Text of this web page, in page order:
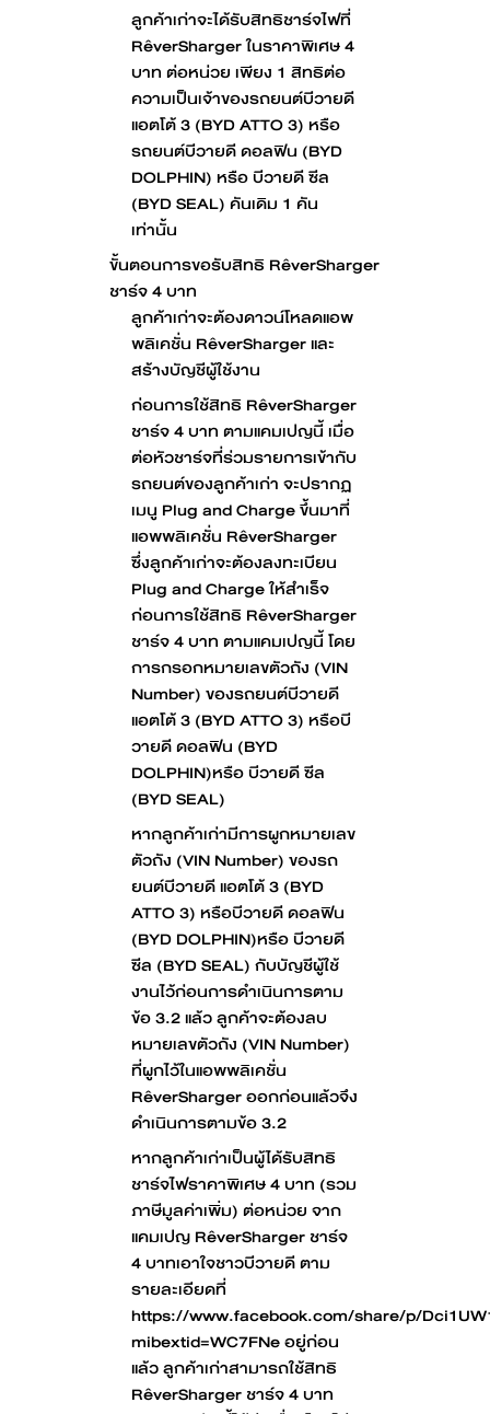
ลูกค้าเก่าจะได้รับสิทธิชาร์จไฟที่
RêverSharger ในราคาพิเศษ 4
บาท ต่อหน่วย เพียง 1 สิทธิต่อ
ความเป็นเจ้าของรถยนต์บีวายดี
แอตโต้ 3 (BYD ATTO 3) หรือ
รถยนต์บีวายดี ดอลฟิน (BYD
DOLPHIN) หรือ บีวายดี ซีล
(BYD SEAL) คันเดิม 1 คัน
เท่านั้น
ขั้นตอนการขอรับสิทธิ RêverSharger
ชาร์จ 4 บาท
ลูกค้าเก่าจะต้องดาวน์โหลดแอพ
พลิเคชั่น RêverSharger และ
สร้างบัญชีผู้ใช้งาน
ก่อนการใช้สิทธิ RêverSharger
ชาร์จ 4 บาท ตามแคมเปญนี้ เมื่อ
ต่อหัวชาร์จที่ร่วมรายการเข้ากับ
รถยนต์ของลูกค้าเก่า จะปรากฏ
เมนู Plug and Charge ขึ้นมาที่
แอพพลิเคชั่น RêverSharger
ซึ่งลูกค้าเก่าจะต้องลงทะเบียน
Plug and Charge ให้สำเร็จ
ก่อนการใช้สิทธิ RêverSharger
ชาร์จ 4 บาท ตามแคมเปญนี้ โดย
การกรอกหมายเลขตัวถัง (VIN
Number) ของรถยนต์บีวายดี
แอตโต้ 3 (BYD ATTO 3) หรือบี
วายดี ดอลฟิน (BYD
DOLPHIN)หรือ บีวายดี ซีล
(BYD SEAL)
หากลูกค้าเก่ามีการผูกหมายเลข
ตัวถัง (VIN Number) ของรถ
ยนต์บีวายดี แอตโต้ 3 (BYD
ATTO 3) หรือบีวายดี ดอลฟิน
(BYD DOLPHIN)หรือ บีวายดี
ซีล (BYD SEAL) กับบัญชีผู้ใช้
งานไว้ก่อนการดำเนินการตาม
ข้อ 3.2 แล้ว ลูกค้าจะต้องลบ
หมายเลขตัวถัง (VIN Number)
ที่ผูกไว้ในแอพพลิเคชั่น
RêverSharger ออกก่อนแล้วจึง
ดำเนินการตามข้อ 3.2
หากลูกค้าเก่าเป็นผู้ได้รับสิทธิ
ชาร์จไฟราคาพิเศษ 4 บาท (รวม
ภาษีมูลค่าเพิ่ม) ต่อหน่วย จาก
แคมเปญ RêverSharger ชาร์จ
4 บาทเอาใจชาวบีวายดี ตาม
รายละเอียดที่
https://www.facebook.com/share/p/
mibextid=WC7FNe อยู่ก่อน
แล้ว ลูกค้าเก่าสามารถใช้สิทธิ
RêverSharger ชาร์จ 4 บาท